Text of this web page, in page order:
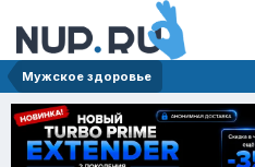
Мужское здоровье